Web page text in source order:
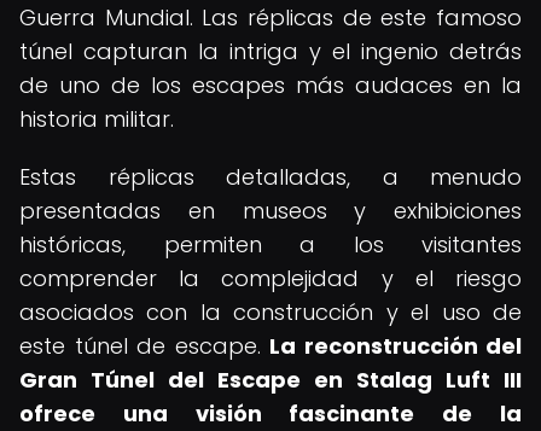
Guerra Mundial. Las réplicas de este famoso
túnel capturan la intriga y el ingenio detrás
de uno de los escapes más audaces en la
historia militar.
Estas réplicas detalladas, a menudo
presentadas en museos y exhibiciones
históricas, permiten a los visitantes
comprender la complejidad y el riesgo
asociados con la construcción y el uso de
este túnel de escape. La reconstrucción del
Gran Túnel del Escape en Stalag Luft III
ofrece una visión fascinante de la